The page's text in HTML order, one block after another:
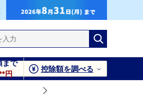
まで
円
控除額を調べる